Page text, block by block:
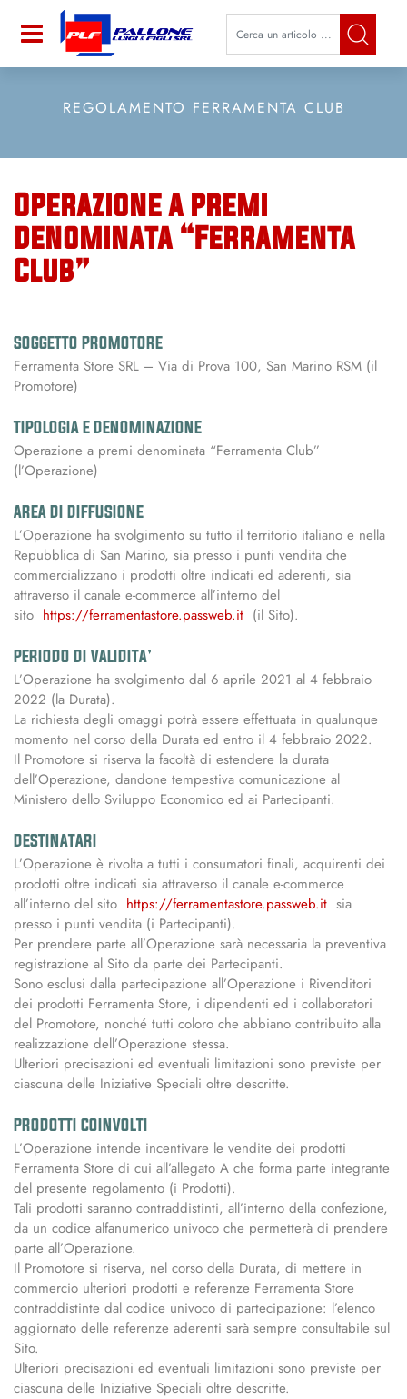
Open La modifica di un filtro
REGOLAMENTO FERRAMENTA CLUB
Operazione a premi
denominata “Ferramenta
Club”
SOGGETTO PROMOTORE
Ferramenta Store SRL – Via di Prova 100, San Marino RSM (il
Promotore)
TIPOLOGIA E DENOMINAZIONE
Operazione a premi denominata “Ferramenta Club”
(l’Operazione)
AREA DI DIFFUSIONE
L’Operazione ha svolgimento su tutto il territorio italiano e nella
Repubblica di San Marino, sia presso i punti vendita che
commercializzano i prodotti oltre indicati ed aderenti, sia
attraverso il canale e-commerce all’interno del
sito https://ferramentastore.passweb.it (il Sito).
PERIODO DI VALIDITA’
L’Operazione ha svolgimento dal 6 aprile 2021 al 4 febbraio
2022 (la Durata).
La richiesta degli omaggi potrà essere effettuata in qualunque
momento nel corso della Durata ed entro il 4 febbraio 2022.
Il Promotore si riserva la facoltà di estendere la durata
dell’Operazione, dandone tempestiva comunicazione al
Ministero dello Sviluppo Economico ed ai Partecipanti.
DESTINATARI
L’Operazione è rivolta a tutti i consumatori finali, acquirenti dei
prodotti oltre indicati sia attraverso il canale e-commerce
all’interno del sito https://ferramentastore.passweb.it sia
presso i punti vendita (i Partecipanti).
Per prendere parte all’Operazione sarà necessaria la preventiva
registrazione al Sito da parte dei Partecipanti.
Sono esclusi dalla partecipazione all’Operazione i Rivenditori
dei prodotti Ferramenta Store, i dipendenti ed i collaboratori
del Promotore, nonché tutti coloro che abbiano contribuito alla
realizzazione dell’Operazione stessa.
Ulteriori precisazioni ed eventuali limitazioni sono previste per
ciascuna delle Iniziative Speciali oltre descritte.
PRODOTTI COINVOLTI
L’Operazione intende incentivare le vendite dei prodotti
Ferramenta Store di cui all’allegato A che forma parte integrante
del presente regolamento (i Prodotti).
Tali prodotti saranno contraddistinti, all’interno della confezione,
da un codice alfanumerico univoco che permetterà di prendere
parte all’Operazione.
Il Promotore si riserva, nel corso della Durata, di mettere in
commercio ulteriori prodotti e referenze Ferramenta Store
contraddistinte dal codice univoco di partecipazione: l’elenco
aggiornato delle referenze aderenti sarà sempre consultabile sul
Sito.
Ulteriori precisazioni ed eventuali limitazioni sono previste per
ciascuna delle Iniziative Speciali oltre descritte.